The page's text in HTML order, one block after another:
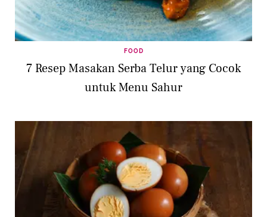
FOOD
7 Resep Masakan Serba Telur yang Cocok
untuk Menu Sahur